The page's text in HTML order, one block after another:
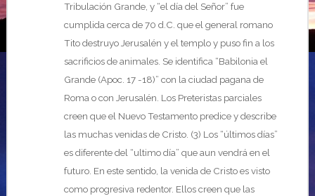
Tribulación Grande, y “el día del Señor” fue
cumplida cerca de 70 d.C. que el general romano
Tito destruyo Jerusalén y el templo y puso fin a los
sacrificios de animales. Se identifica “Babilonia el
Grande (Apoc. 17 -18)” con la ciudad pagana de
Roma o con Jerusalén. Los Preteristas parciales
creen que el Nuevo Testamento predice y describe
las muchas venidas de Cristo. (3) Los “últimos días”
es diferente del “ultimo día” que aun vendrá en el
futuro. En este sentido, la venida de Cristo es visto
como progresiva redentor. Ellos creen que las